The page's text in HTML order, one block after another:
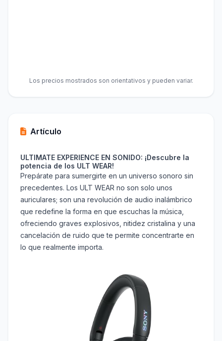
Los precios mostrados son orientativos y pueden variar.
Artículo
ULTIMATE EXPERIENCE EN SONIDO: ¡Descubre la
potencia de los ULT WEAR!
Prepárate para sumergirte en un universo sonoro sin
precedentes. Los ULT WEAR no son solo unos
auriculares; son una revolución de audio inalámbrico
que redefine la forma en que escuchas la música,
ofreciendo graves explosivos, nitidez cristalina y una
cancelación de ruido que te permite concentrarte en
lo que realmente importa.